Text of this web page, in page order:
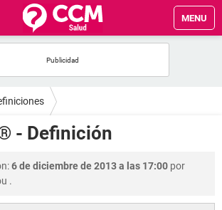
MENU
- Definición
6 de diciembre de 2013 a las 17:00 por
.